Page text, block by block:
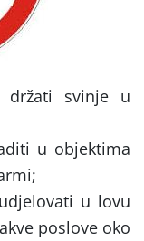
držati svinje u
u objektima
u lovu
poslove oko